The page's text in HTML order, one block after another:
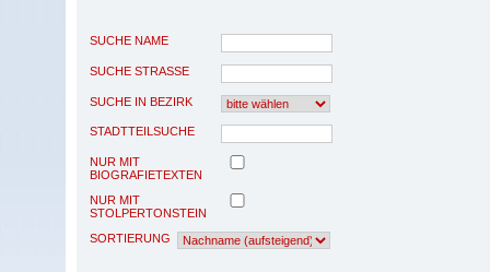
SUCHE NAME
SUCHE STRASSE
SUCHE IN BEZIRK
STADTTEILSUCHE
NUR MIT
BIOGRAFIETEXTEN
NUR MIT
STOLPERTONSTEIN
SORTIERUNG